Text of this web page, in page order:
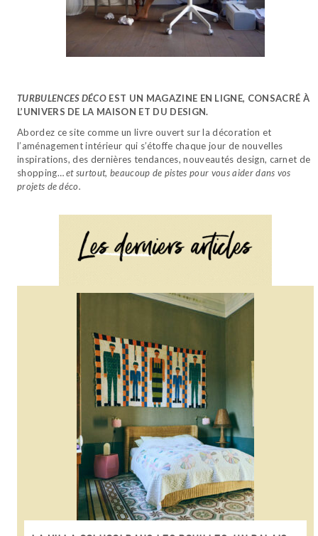
TURBULENCES DÉCO EST UN MAGAZINE EN LIGNE, CONSACRÉ À
L’UNIVERS DE LA MAISON ET DU DESIGN.
Abordez ce site comme un livre ouvert sur la décoration et
l’aménagement intérieur qui s’étoffe chaque jour de nouvelles
inspirations, des dernières tendances, nouveautés design, carnet de
shopping…et surtout, beaucoup de pistes pour vous aider dans vos
projets de déco.